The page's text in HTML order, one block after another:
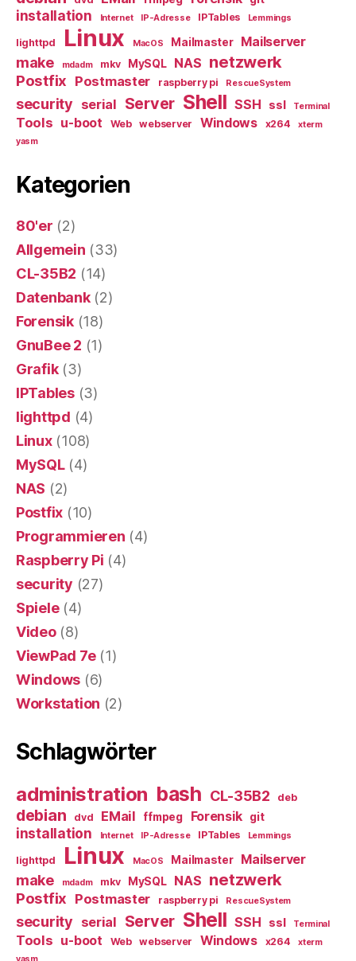
installation Internet IP-Adresse IPTables Lemmings
lighttpd Linux MacOS Mailmaster Mailserver
make mdadm mkv MySQL NAS netzwerk
Postfix Postmaster raspberry pi RescueSystem
security serial Server Shell SSH ssl Terminal
Tools u-boot Web webserver Windows x264
xterm
yasm
Kategorien
80'er (2)
Allgemein (33)
CL-35B2 (14)
Datenbank(2)
Forensik(18)
GnuBee 2 (1)
Grafik(3)
IPTables(3)
lighttpd (4)
Linux(108)
MySQL(4)
NAS (2)
Postfix (10)
Programmieren (4)
Raspberry Pi (4)
security (27)
Spiele(4)
Video(8)
ViewPad 7e(1)
Windows (6)
Workstation (2)
Schlagwörter
administration bash CL-35B2 deb
debian dvd EMail ffmpeg Forensik git
installation Internet IP-Adresse IPTables Lemmings
lighttpd Linux MacOS Mailmaster Mailserver
make mdadm mkv MySQL NAS netzwerk
Postfix Postmaster raspberry pi RescueSystem
security serial Server Shell SSH ssl Terminal
Tools u-boot Web webserver Windows x264
xterm